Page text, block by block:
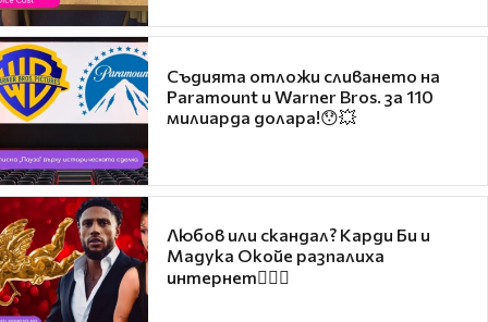
Съдията отложи сливането на
Paramount и Warner Bros. за 110
милиарда долара!😯💥
Любов или скандал? Карди Би и
Мадука Окойе разпалиха
интернет❤️‍🔥🔥